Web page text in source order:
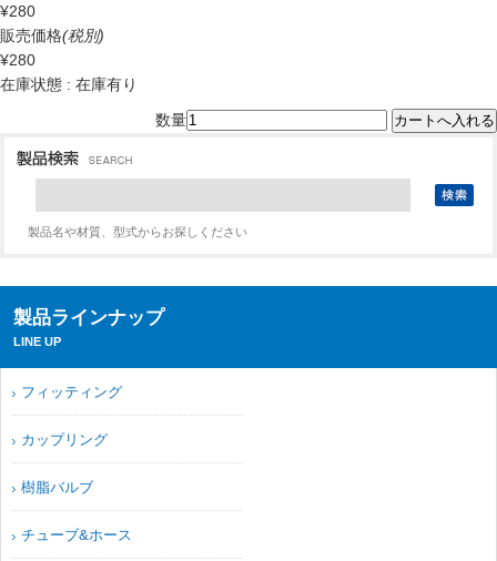
¥280
販売価格(税別)
¥280
在庫状態 : 在庫有り
数量
製品名や材質、型式からお探しください
製品ラインナップ
LINE UP
フィッティング
カップリング
樹脂バルブ
チューブ&ホース